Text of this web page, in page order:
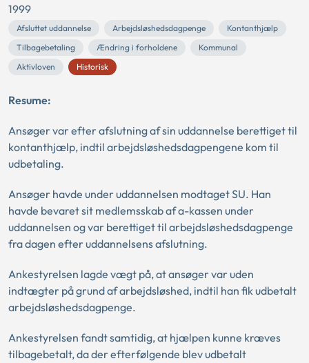
1999
Afsluttet uddannelse Arbejdsløshedsdagpenge
Kontanthjælp
Tilbagebetaling
Ændring i forholdene
Kommunal
Aktivloven
Historisk
Resume:
Ansøger var efter afslutning af sin uddannelse berettiget til
kontanthjælp, indtil arbejdsløshedsdagpengene kom til
udbetaling.
Ansøger havde under uddannelsen modtaget SU. Han
havde bevaret sit medlemsskab af a-kassen under
uddannelsen og var berettiget til arbejdsløshedsdagpenge
fra dagen efter uddannelsens afslutning.
Ankestyrelsen lagde vægt på, at ansøger var uden
indtægter på grund af arbejdsløshed, indtil han fik udbetalt
arbejdsløshedsdagpenge.
Ankestyrelsen fandt samtidig, at hjælpen kunne kræves
tilbagebetalt, da der efterfølgende blev udbetalt